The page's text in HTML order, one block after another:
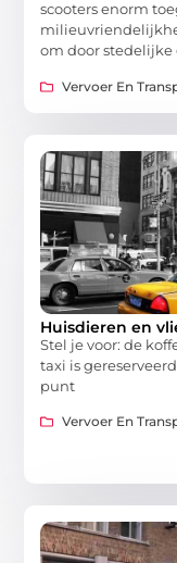
scooters enorm
om door
Vervoer En
Huisdieren en
Stel je voor: de
taxi is
punt
Vervoer En